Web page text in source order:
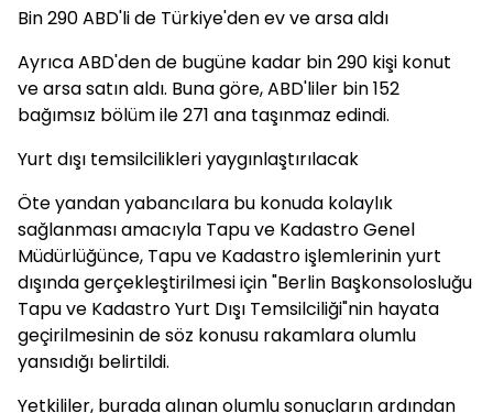
Bin 290 ABD'li de Türkiye'den ev ve arsa aldı
Ayrıca ABD'den de bugüne kadar bin 290 kişi konut
ve arsa satın aldı. Buna göre, ABD'liler bin 152
bağımsız bölüm ile 271 ana taşınmaz edindi.
Yurt dışı temsilcilikleri yaygınlaştırılacak
Öte yandan yabancılara bu konuda kolaylık
sağlanması amacıyla Tapu ve Kadastro Genel
Müdürlüğünce, Tapu ve Kadastro işlemlerinin yurt
dışında gerçekleştirilmesi için "Berlin Başkonsolosluğu
Tapu ve Kadastro Yurt Dışı Temsilciliği"nin hayata
geçirilmesinin de söz konusu rakamlara olumlu
yansıdığı belirtildi.
Yetkililer, burada alınan olumlu sonuçların ardından